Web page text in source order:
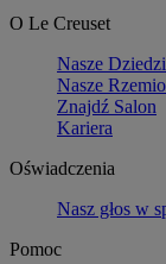
O Le Creuset
Nasze
Nasze
Znajdź Salon
Kariera
Oświadczenia
Nasz głos w
Pomoc